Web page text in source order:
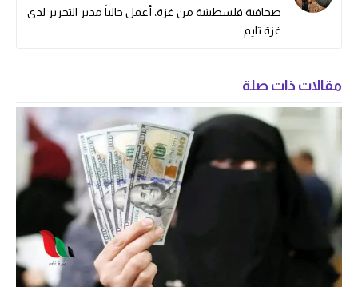
صحافية فلسطينية من غزة، أعمل حالياً مدير التحرير لدى
غزة تايم.
مقالات ذات صلة